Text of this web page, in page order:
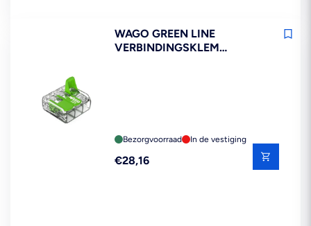
WAGO GREEN LINE
VERBINDINGSKLEM
Bezorgvoorraad In de vestiging
Reguliere
€28,16